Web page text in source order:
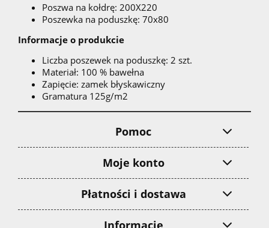
Poszwa na kołdrę: 200X220
Poszewka na poduszkę: 70x80
Informacje o produkcie
Liczba poszewek na poduszkę: 2 szt.
Materiał: 100 % bawełna
Zapięcie: zamek błyskawiczny
Gramatura 125g/m2
Pomoc
Moje konto
Płatności i dostawa
Informacje